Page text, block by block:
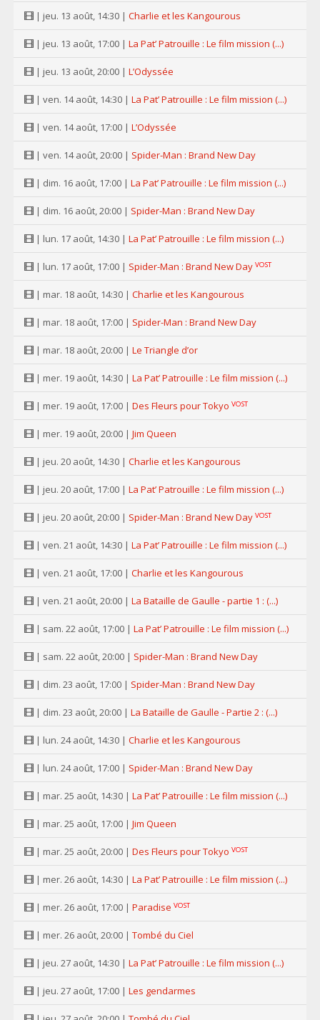
| jeu. 13 août, 14:30 | Charlie et les Kangourous
| jeu. 13 août, 17:00 | La Pat’ Patrouille : Le film mission (...)
| jeu. 13 août, 20:00 | L’Odyssée
| ven. 14 août, 14:30 | La Pat’ Patrouille : Le film mission (...)
| ven. 14 août, 17:00 | L’Odyssée
| ven. 14 août, 20:00 | Spider-Man : Brand New Day
| dim. 16 août, 17:00 | La Pat’ Patrouille : Le film mission (...)
| dim. 16 août, 20:00 | Spider-Man : Brand New Day
| lun. 17 août, 14:30 | La Pat’ Patrouille : Le film mission (...)
| lun. 17 août, 17:00 | Spider-Man : Brand New Day VOST
| mar. 18 août, 14:30 | Charlie et les Kangourous
| mar. 18 août, 17:00 | Spider-Man : Brand New Day
| mar. 18 août, 20:00 | Le Triangle d’or
| mer. 19 août, 14:30 | La Pat’ Patrouille : Le film mission (...)
| mer. 19 août, 17:00 | Des Fleurs pour Tokyo VOST
| mer. 19 août, 20:00 | Jim Queen
| jeu. 20 août, 14:30 | Charlie et les Kangourous
| jeu. 20 août, 17:00 | La Pat’ Patrouille : Le film mission (...)
| jeu. 20 août, 20:00 | Spider-Man : Brand New Day VOST
| ven. 21 août, 14:30 | La Pat’ Patrouille : Le film mission (...)
| ven. 21 août, 17:00 | Charlie et les Kangourous
| ven. 21 août, 20:00 | La Bataille de Gaulle - partie 1 : (...)
| sam. 22 août, 17:00 | La Pat’ Patrouille : Le film mission (...)
| sam. 22 août, 20:00 | Spider-Man : Brand New Day
| dim. 23 août, 17:00 | Spider-Man : Brand New Day
| dim. 23 août, 20:00 | La Bataille de Gaulle - Partie 2 : (...)
| lun. 24 août, 14:30 | Charlie et les Kangourous
| lun. 24 août, 17:00 | Spider-Man : Brand New Day
| mar. 25 août, 14:30 | La Pat’ Patrouille : Le film mission (...)
| mar. 25 août, 17:00 | Jim Queen
| mar. 25 août, 20:00 | Des Fleurs pour Tokyo VOST
| mer. 26 août, 14:30 | La Pat’ Patrouille : Le film mission (...)
| mer. 26 août, 17:00 | Paradise VOST
| mer. 26 août, 20:00 | Tombé du Ciel
| jeu. 27 août, 14:30 | La Pat’ Patrouille : Le film mission (...)
| jeu. 27 août, 17:00 | Les gendarmes